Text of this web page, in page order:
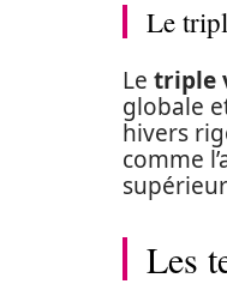
Le
Le triple
globale
hivers
comme
Les